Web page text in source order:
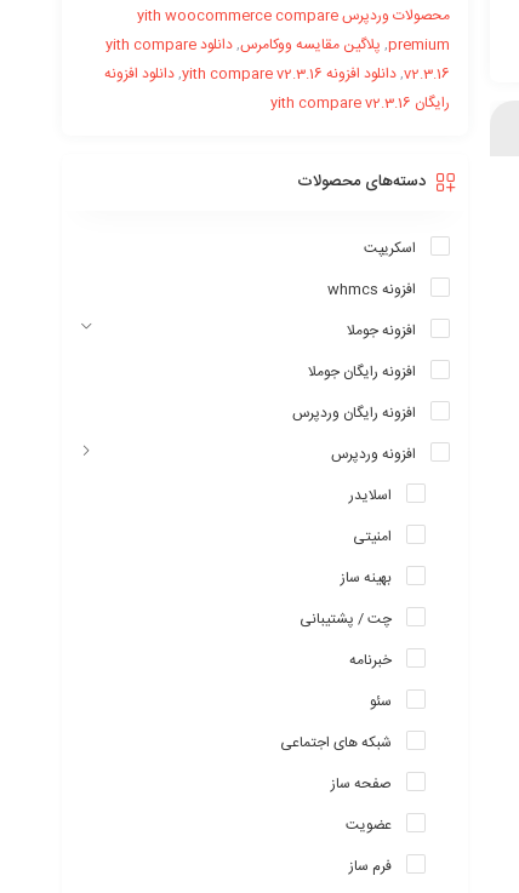
محصولات وردپرس yith woocommerce compare
premium
, پلاگین مقایسه ووکامرس,
دانلود yith compare
v2.3.16
,دانلود افزونه yith compare v2.3.16 ,دانلود افزونه
رایگان yith compare v2.3.16
دسته‌های محصولات
اسکریپت
افزونه whmcs
افزونه جوملا
افزونه رایگان جوملا
افزونه رایگان وردپرس
افزونه وردپرس
اسلایدر
امنیتی
بهینه ساز
چت / پشتیبانی
خبرنامه
سئو
شبکه های اجتماعی
صفحه ساز
عضویت
فرم ساز